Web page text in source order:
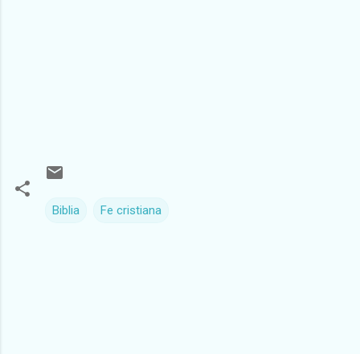
Biblia Fe cristiana